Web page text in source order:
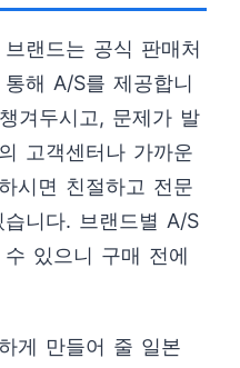
랜드는 공식 판매처
해 A/S를 제공합니
겨두시고, 문제가 발
고객센터나 가까운
시면 친절하고 전문
니다. 브랜드별 A/S
있으니 구매 전에
게 만들어 줄 일본